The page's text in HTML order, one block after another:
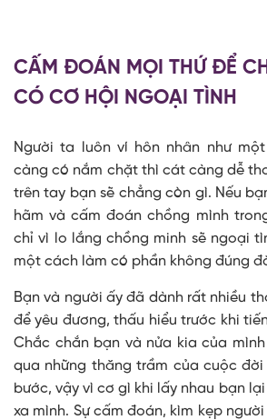
CẤM ĐOÁN MỌI THỨ ĐỂ
CÓ CƠ HỘI NGOẠI TÌNH
Người ta luôn ví hôn nhân như
càng có nắm chặt thì cát càng dễ
trên tay bạn sẽ chẳng còn gì. Nếu
hãm và cấm đoán chồng mình
chỉ vì lo lắng chồng minh sẽ ngoại
một cách làm có phần không đúng
Bạn và người ấy đã dành rất nhiều
để yêu đương, thấu hiểu trước khi
Chắc chắn bạn và nửa kia của
qua những thăng trầm của cuộc
bước, vậy vì cơ gì khi lấy nhau bạn
xa mình. Sự cấm đoán, kìm kẹp